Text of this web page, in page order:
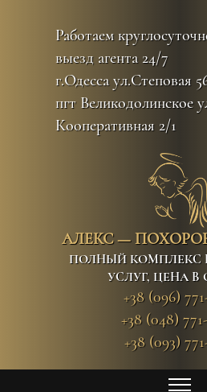
АЛЕКС —
ПОЛНЫЙ КОМПЛЕКС
УСЛУГ, ЦЕНА В
Работаем
выезд агента 24/7
г.Одесса ул.Степовая
пгт Великодолинское
Кооперативная 2/1
+38 (096)
+38 (048)
+38 (093)